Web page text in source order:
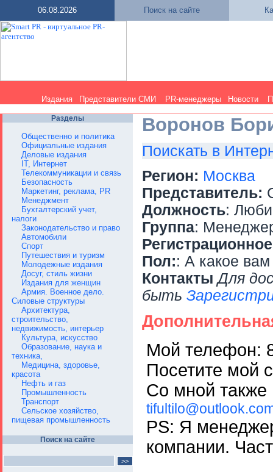
06.08.2026 Поиск на сайте
Издания Представители СМИ PR-менеджеры Новости
Разделы
Общественно и политика
Официальные издания
Деловые издания
IT, Интернет
Телекоммуникации и связь
Безопасность
Маркетинг, реклама, PR
Менеджмент
Бухгалтерский учет,
налоги
Законодательство и право
Автомобили
Спорт
Путешествия и туризм
Молодежные издания
Досуг, стиль жизни
Издания для женщин
Армия. Военное дело.
Силовые структуры
Архитектура,
строительство,
недвижимость, интерьер
Культура, искусство
Образование, наука и
техника,
Медицина, здоровье,
красота
Нефть и газ
Промышленность
Транспорт
Сельское хозяйство,
пищевая промышленность
Поиск на сайте
Воронов
Поискать в
Регион: Москва
Представитель:
Должность:
Группа:
Пол:: А какое
Контакты Для
быть
Мой телефон:
Посетите мой
Со мной также
PS: Я
компании.